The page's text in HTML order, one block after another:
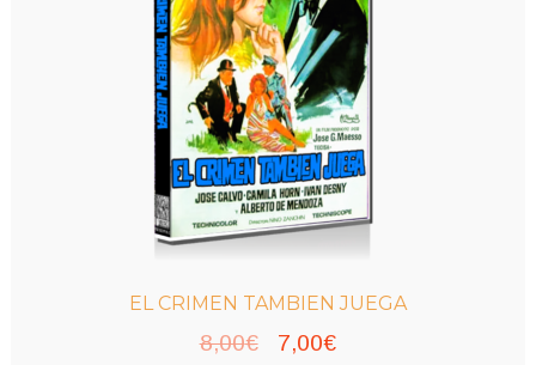
EL CRIMEN TAMBIEN JUEGA
8,00€
El7,00€El